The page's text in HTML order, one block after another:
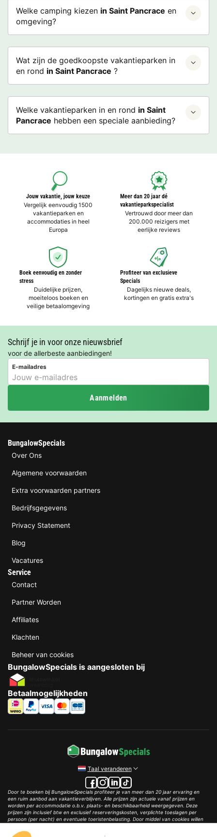
Welke camping kiezen in Saint Pancrace en
omgeving?
Wat zijn de goedkoopste vakantieparken in
en rond in Saint Pancrace ?
Welke vakantieparken in en rond in Saint
Pancrace hebben een speciale aanbieding?
Jouw vakantie, jouw keuze
Vergelijk eenvoudig 1500
vakantieparken en
accommodaties in heel
Europa
Meer dan 20 jaar dé
vakantieparkspecialist
Vertrouwd door meer dan
200.000 reizigers met
eerlijke reviews
Boek eenvoudig en zonder
stress
Duidelijke prijzen,
moeiteloos boeken en
veilige betaalomgeving
Profiteer van exclusieve
Specials
Dagelijks nieuwe deals,
kortingen en gratis extra's
Schrijf je in voor onze nieuwsbrief
voor de allerbeste aanbiedingen!
E-mailadres
Aanmelden
BungalowSpecials
Over Ons
Algemene voorwaarden
Extra voorwaarden partners
Bedrijfsgegevens
Privacy Statement
Blog
Vacatures
Service
Contact
Partner Worden
Affiliates
Klachten
Beheer van cookies
BungalowSpecials is aangesloten bij
Betaalmogelijkheden
Taal veranderen
Door te boeken bij BungalowSpecials profiteer je van meer dan 20 jaar ervaring en
een ruim aanbod aan vakantieverblijven. Alle prijzen zijn actuele vanaf prijzen en
worden per accommodatie o.b.v. plaats- en beschikbaarheid weergegeven. Deze
prijzen zijn inclusief btw en exclusief reserveringskosten, verplichte toeslagen per
persoon (per nacht) en eventuele toeristenbelasting. Door middel van cookies willen